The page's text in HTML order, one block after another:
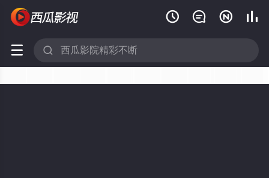
   
 